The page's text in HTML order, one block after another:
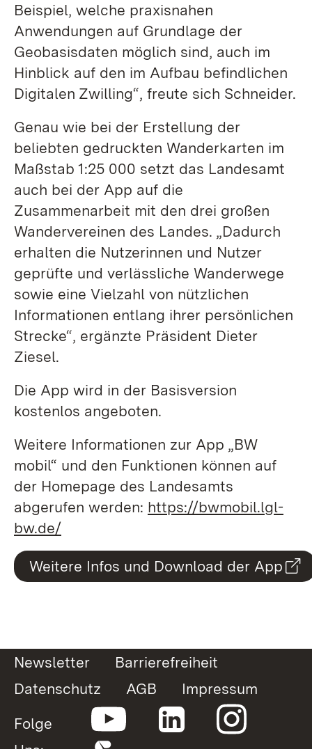
Beispiel, welche praxisnahen
Anwendungen auf Grundlage der
Geobasisdaten möglich sind, auch im
Hinblick auf den im Aufbau befindlichen
Digitalen Zwilling“, freute sich Schneider.
Genau wie bei der Erstellung der
beliebten gedruckten Wanderkarten im
Maßstab 1:25 000 setzt das Landesamt
auch bei der App auf die
Zusammenarbeit mit den drei großen
Wandervereinen des Landes. „Dadurch
erhalten die Nutzerinnen und Nutzer
geprüfte und verlässliche Wanderwege
sowie eine Vielzahl von nützlichen
Informationen entlang ihrer persönlichen
Strecke“, ergänzte Präsident Dieter
Ziesel.
Die App wird in der Basisversion
kostenlos angeboten.
Weitere Informationen zur App „BW
mobil“ und den Funktionen können auf
der Homepage des Landesamts
abgerufen werden: https://bwmobil.lgl-
bw.de/
Weitere Infos und Download der App
Newsletter
Barrierefreiheit
Datenschutz
AGB
Impressum
Folge